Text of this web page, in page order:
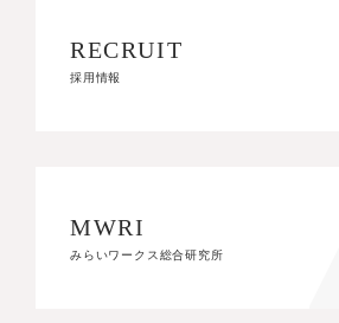
RECRUIT
採用情報
RECRUIT
採用情報
MWRI
みらいワークス総合研究所
MWRI
みらいワークス総合研究所